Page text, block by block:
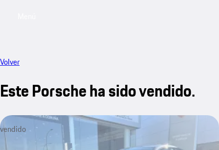
Volver
Este Porsche ha sido vendido.
vendido